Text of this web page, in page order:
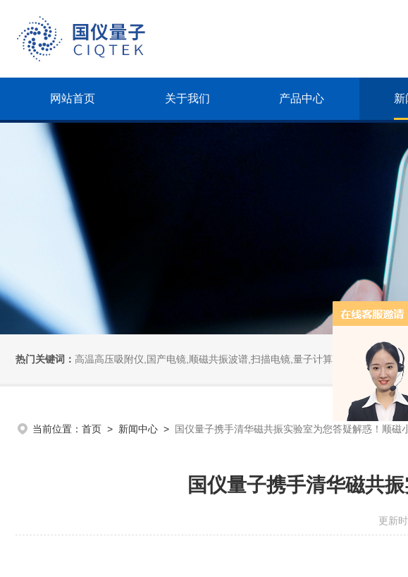
网站首页 关于我们 产品中心 新
热门关键词： 高温高压吸附仪,国产电镜,顺磁共振波谱,扫描电镜,量子计算教学...
当前位置： 首页 > 新闻中心 > 国仪量子携手清华磁共振实验室为您答疑解惑！顺磁
国仪量子携手清华磁共
更新